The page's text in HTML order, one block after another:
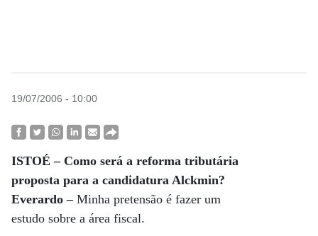
19/07/2006 - 10:00
ISTOÉ – Como será a reforma tributária
proposta para a candidatura Alckmin?
Everardo –Minha pretensão é fazer um
estudo sobre a área fiscal.